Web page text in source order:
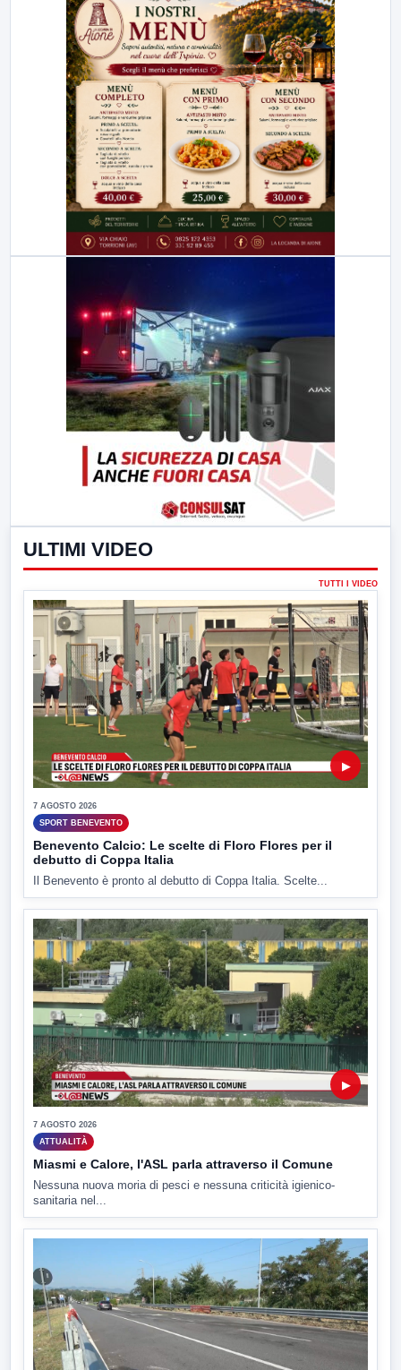
ULTIMI VIDEO
TUTTI I VIDEO
▶
7 AGOSTO 2026
SPORT BENEVENTO
Benevento Calcio: Le scelte di Floro Flores per il
debutto di Coppa Italia
Il Benevento è pronto al debutto di Coppa Italia. Scelte...
▶
7 AGOSTO 2026
ATTUALITÀ
Miasmi e Calore, l'ASL parla attraverso il Comune
Nessuna nuova moria di pesci e nessuna criticità igienico-
sanitaria nel...